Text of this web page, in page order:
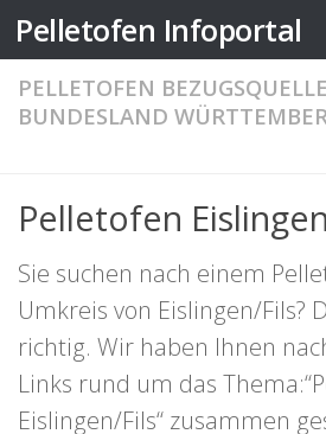
Zum Inhalt springen
Pelletofen Infoportal
PELLETOFEN
BUNDESLAND
Pelletofen
Sie suchen nach einem
Umkreis von Eislingen/Fils?
richtig. Wir haben Ihnen
Links rund um das
Eislingen/Fils“ zusammen